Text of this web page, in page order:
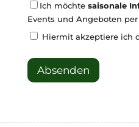
Ich möchte saisonale
Events und Angeboten
Hiermit akzeptiere ich
Absenden